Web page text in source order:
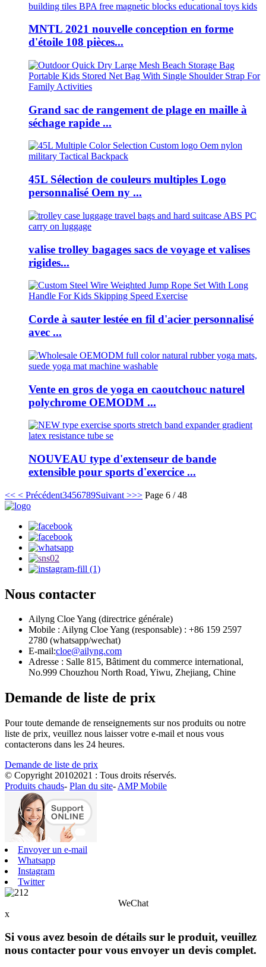
MNTL 2021 nouvelle conception en forme
d'étoile 108 pièces...
Grand sac de rangement de plage en maille à
séchage rapide ...
45L Sélection de couleurs multiples Logo
personnalisé Oem ny ...
valise trolley bagages sacs de voyage et valises
rigides...
Corde à sauter lestée en fil d'acier personnalisé
avec ...
Vente en gros de yoga en caoutchouc naturel
polychrome OEMODM ...
NOUVEAU type d'extenseur de bande
extensible pour sports d'exercice ...
<< < Précédent3456789Suivant >>> Page 6 / 48
Nous contacter
Ailyng Cloe Yang (directrice générale)
Mobile : Ailyng Cloe Yang (responsable) : +86 159 2597
2780 (whatsapp/wechat)
E-mail:cloe@ailyng.com
Adresse : Salle 815, Bâtiment du commerce international,
No.999 Chouzhou North Road, Yiwu, Zhejiang, Chine
Demande de liste de prix
Pour toute demande de renseignements sur nos produits ou notre
liste de prix, veuillez nous laisser votre e-mail et nous vous
contacterons dans les 24 heures.
Demande de liste de prix
© Copyright 20102021 : Tous droits réservés.
Produits chauds- Plan du site- AMP Mobile
Envoyer un e-mail
Whatsapp
Instagram
Twitter
WeChat
x
Si vous avez besoin de détails sur le produit, veuillez
nous contacter pour vous envoyer un devis complet.